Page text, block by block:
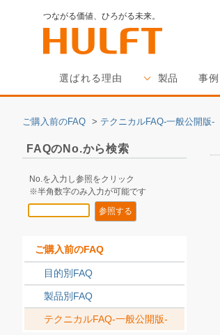
つながる価値、ひろがる未来。
選ばれる理由 製品 事例
ご購入前のFAQ > テクニカルFAQ-一般公開版-
FAQのNo.から検索
No.を入力し参照をクリック
※半角数字のみ入力が可能です
ご購入前のFAQ
目的別FAQ
製品別FAQ
テクニカルFAQ-一般公開版-